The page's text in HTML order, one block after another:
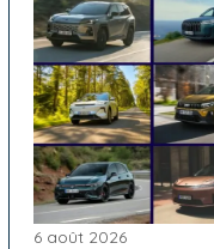
6 août 2026